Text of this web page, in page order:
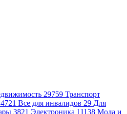
29759 Транспорт
4721 Все для инвалидов 29 Для
3821 Электроника 11138 Мода и